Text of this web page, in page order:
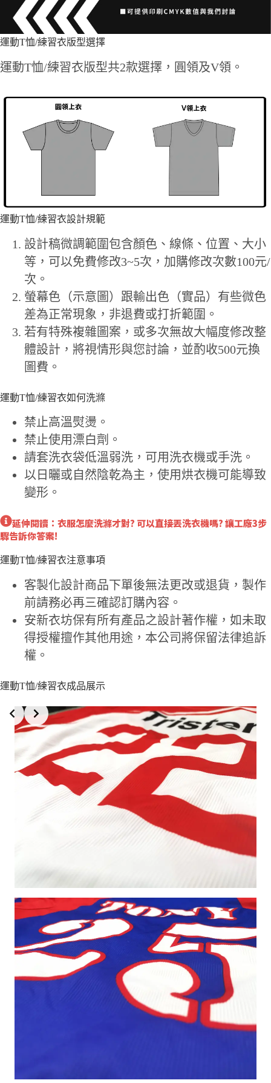
運動T恤/練習衣版型選擇
運動T恤/練習衣版型共2款選擇，圓領及V領。
運動T恤/練習衣設計規範
設計稿微調範圍包含顏色、線條、位置、大小
等，可以免費修改3~5次，加購修改次數100元/
次。
螢幕色（示意圖）跟輸出色（實品）有些微色
差為正常現象，非退費或打折範圍。
若有特殊複雜圖案，或多次無故大幅度修改整
體設計，將視情形與您討論，並酌收500元換
圖費。
運動T恤/練習衣如何洗滌
禁止高溫熨燙。
禁止使用漂白劑。
請套洗衣袋低溫弱洗，可用洗衣機或手洗。
以日曬或自然陰乾為主，使用烘衣機可能導致
變形。
延伸閱讀：衣服怎麼洗滌才對? 可以直接丟洗衣機嗎? 讓工廠3步
驟告訴你答案!
運動T恤/練習衣注意事項
客製化設計商品下單後無法更改或退貨，製作
前請務必再三確認訂購內容。
安新衣坊保有所有產品之設計著作權，如未取
得授權擅作其他用途，本公司將保留法律追訴
權。
運動T恤/練習衣成品展示
Slide 4 of 5